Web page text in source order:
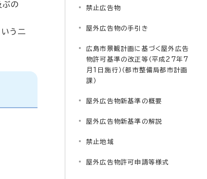
ぶの
う二
禁止広告物
屋外広告物の手引き
広島市景観計画に基づく屋外広告
物許可基準の改正等（平成27年7
月1日施行）（都市整備局都市計画
課）
屋外広告物新基準の概要
屋外広告物新基準の解説
禁止地域
屋外広告物許可申請等様式